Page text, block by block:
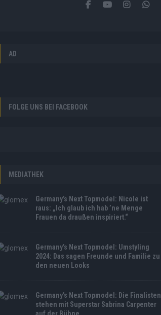
AD
FOLGE UNS BEI FACEBOOK
MEDIATHEK
Germany’s Next Topmodel: Nicole ist
raus: „Ich glaub ich hab ’ne Menge
Frauen da draußen inspiriert.“
Germany’s Next Topmodel: Umstyling
2024: Das sagen Freunde und Familie zu
den neuen Looks
Germany’s Next Topmodel: Die Finalisten
stehen mit Superstar Sabrina Carpenter